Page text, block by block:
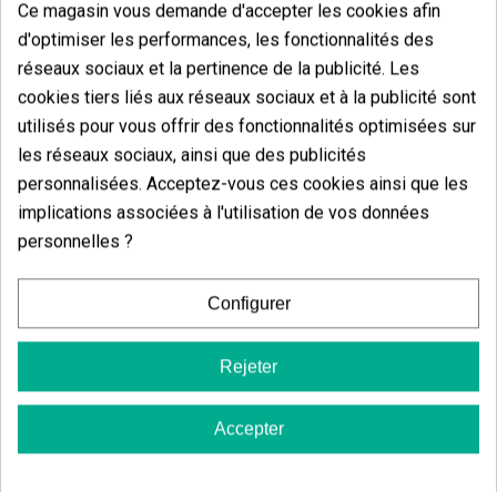
beaucoup lesoleil directen grande quantité tous les
jours. Nous recommandons de lestuteurer avec
des tigesen plastique avant le passage en floraison,
pour que la plante ne fasse pas trop d’efforts pour
maintenir ses branches et puisse concentrer son
énergie dans la production d’énormes colliers de
bourgeons. Elle sera prête au plus tard la première
semaine d’octobre.
Dégustation à l'aveugle de Yummy
féminisée
Lasaveur est épicée, avec unetouche crémeuse
qui la caractérise parmi les autres variétés
puissant effet cérébral couplé à une sensation
de relaxation corporelle durable.
Sativa/Indica: 40/60 %
: 9-10 semaines en intérieur ; fin
Ce magasin vous demande d'accepter les cookies afin
d'optimiser les performances, les fonctionnalités des
réseaux sociaux et la pertinence de la publicité. Les
cookies tiers liés aux réseaux sociaux et à la publicité sont
utilisés pour vous offrir des fonctionnalités optimisées sur
les réseaux sociaux, ainsi que des publicités
personnalisées. Acceptez-vous ces cookies ainsi que les
implications associées à l'utilisation de vos données
personnelles ?
Configurer
Rejeter
Accepter